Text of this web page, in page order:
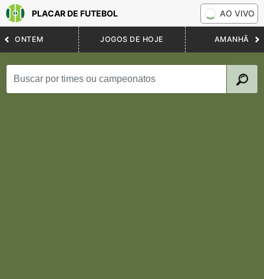
PLACAR DE FUTEBOL AO VIVO
ONTEM JOGOS DE HOJE AMANHÃ